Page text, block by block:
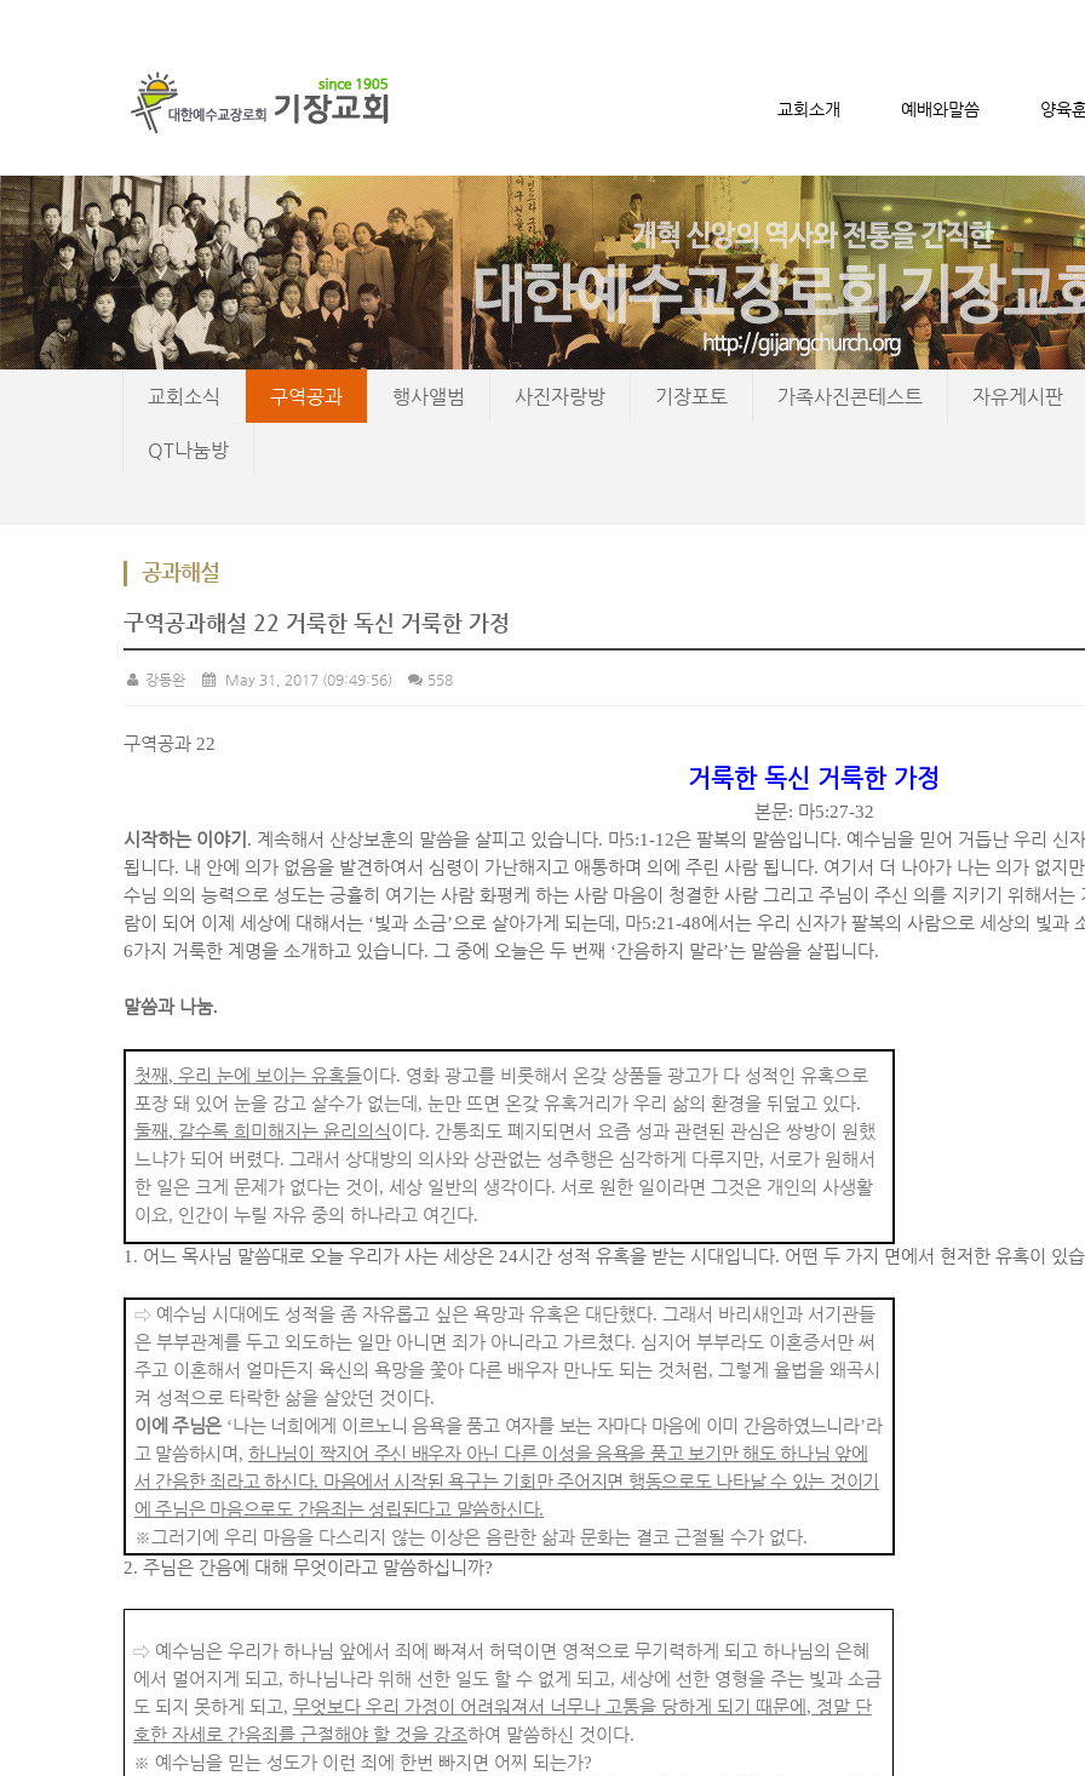
교회소개 예배와말씀 양육
메뉴 건너뛰기
교회소식 구역공과 행사앨범 사진자랑방 기장포토 가족사진콘테스트 자유게시판
QT나눔방
공과해설
구역공과해설 22 거룩한 독신 거룩한 가정
강동완 May 31, 2017 (09:49:56) 558
구역공과 22
거룩한 독신 거룩한 가정
본문: 마5:27-32
시작하는 이야기 . 계속해서 산상보훈의 말씀을 살피고 있습니다. 마5:1-12은 팔복의 말씀입니다. 예수님을 믿어 거듭난 우리 신
됩니다. 내 안에 의가 없음을 발견하여서 심령이 가난해지고 애통하며 의에 주린 사람 됩니다. 여기서 더 나아가 나는 의가 없지
수님 의의 능력으로 성도는 긍휼히 여기는 사람 화평케 하는 사람 마음이 청결한 사람 그리고 주님이 주신 의를 지키기 위해서는
람이 되어 이제 세상에 대해서는 ‘빛과 소금’으로 살아가게 되는데 , 마5:21-48에서는 우리 신자가 팔복의 사람으로 세상의 빛과
6가지 거룩한 계명을 소개하고 있습니다. 그 중에 오늘은 두 번째 ‘간음하지 말라’는 말씀을 살핍니다.
말씀과 나눔.
첫째, 우리 눈에 보이는 유혹들이다. 영화 광고를 비롯해서 온갖 상품들 광고가 다 성적인 유혹으로
포장 돼 있어 눈을 감고 살수가 없는데 , 눈만 뜨면 온갖 유혹거리가 우리 삶의 환경을 뒤덮고 있다.
둘째, 갈수록 희미해지는 윤리의식이다. 간통죄도 폐지되면서 요즘 성과 관련된 관심은 쌍방이 원했
느냐가 되어 버렸다. 그래서 상대방의 의사와 상관없는 성추행은 심각하게 다루지만, 서로가 원해서
한 일은 크게 문제가 없다는 것이 , 세상 일반의 생각이다. 서로 원한 일이라면 그것은 개인의 사생활
이요, 인간이 누릴 자유 중의 하나라고 여긴다.
1. 어느 목사님 말씀대로 오늘 우리가 사는 세상은 24시간 성적 유혹을 받는 시대입니다. 어떤 두 가지 면에서 현저한 유혹이 있
⇨ 예수님 시대에도 성적을 좀 자유롭고 싶은 욕망과 유혹은 대단했다. 그래서 바리새인과 서기관들
은 부부관계를 두고 외도하는 일만 아니면 죄가 아니라고 가르쳤다. 심지어 부부라도 이혼증서만 써
주고 이혼해서 얼마든지 육신의 욕망을 쫓아 다른 배우자 만나도 되는 것처럼, 그렇게 율법을 왜곡시
켜 성적으로 타락한 삶을 살았던 것이다.
이에 주님은 ‘나는 너희에게 이르노니 음욕을 품고 여자를 보는 자마다 마음에 이미 간음하였느니라’라
고 말씀하시며 , 하나님이 짝지어 주신 배우자 아닌 다른 이성을 음욕을 품고 보기만 해도 하나님 앞에
서 간음한 죄라고 하신다. 마음에서 시작된 욕구는 기회만 주어지면 행동으로도 나타날 수 있는 것이기
에 주님은 마음으로도 간음죄는 성립된다고 말씀하신다.
※ 그러기에 우리 마음을 다스리지 않는 이상은 음란한 삶과 문화는 결코 근절될 수가 없다.
2. 주님은 간음에 대해 무엇이라고 말씀하십니까?
⇨ 예수님은 우리가 하나님 앞에서 죄에 빠져서 허덕이면 영적으로 무기력하게 되고 하나님의 은혜
에서 멀어지게 되고, 하나님나라 위해 선한 일도 할 수 없게 되고, 세상에 선한 영형을 주는 빛과 소금
도 되지 못하게 되고, 무엇보다 우리 가정이 어려워져서 너무나 고통을 당하게 되기 때문에 , 정말 단
호한 자세로 간음죄를 근절해야 할 것을 강조하여 말씀하신 것이다.
※ 예수님을 믿는 성도가 이런 죄에 한번 빠지면 어찌 되는가?